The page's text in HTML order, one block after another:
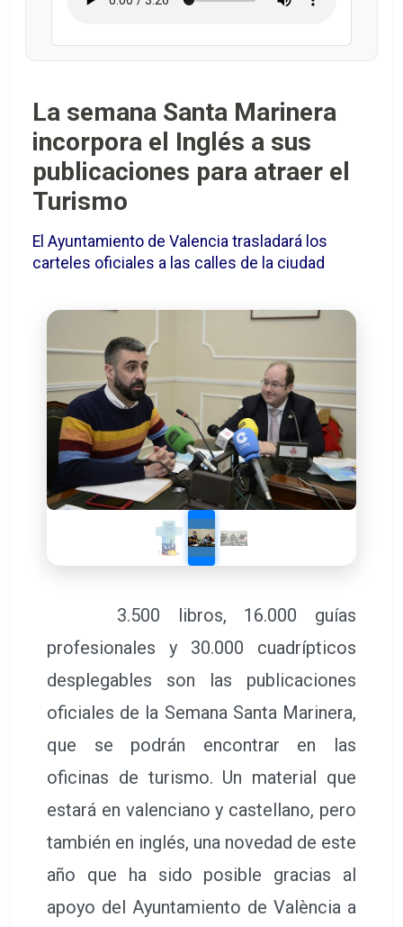
La semana Santa Marinera
incorpora el Inglés a sus
publicaciones para atraer el
Turismo
El Ayuntamiento de Valencia trasladará los
carteles oficiales a las calles de la ciudad
3.500 libros, 16.000 guías
profesionales y 30.000 cuadrípticos
desplegables son las publicaciones
oficiales de la Semana Santa Marinera,
que se podrán encontrar en las
oficinas de turismo. Un material que
estará en valenciano y castellano, pero
también en inglés, una novedad de este
año que ha sido posible gracias al
apoyo del Ayuntamiento de València a